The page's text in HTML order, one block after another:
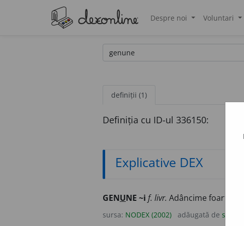
Despre noi Voluntari
definiții (1)
Definiția cu ID-ul 336150:
Explicative DEX
GENUNE ~i f. livr. Adâncime foarte
sursa: NODEX (2002) adăugată de siveco